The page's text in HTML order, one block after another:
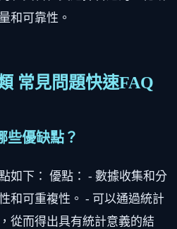
和可靠性。
常見問題快速FAQ
些優缺點？
如下： 優點： - 數據收集和分
和可重複性。 - 可以通過統計
從而得出具有統計意義的結